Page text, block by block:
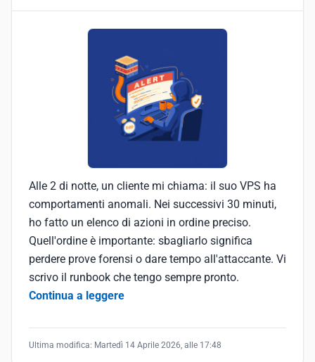
Alle 2 di notte, un cliente mi chiama: il suo VPS ha
comportamenti anomali. Nei successivi 30 minuti,
ho fatto un elenco di azioni in ordine preciso.
Quell'ordine è importante: sbagliarlo significa
perdere prove forensi o dare tempo all'attaccante. Vi
scrivo il runbook che tengo sempre pronto.
Continua a leggere
Ultima modifica: Martedì 14 Aprile 2026, alle 17:48